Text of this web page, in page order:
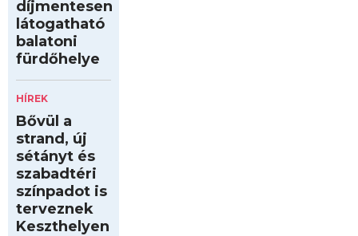
díjmentesen
látogatható
balatoni
fürdőhelye
HÍREK
Bővül a
strand, új
sétányt és
szabadtéri
színpadot is
terveznek
Keszthelyen